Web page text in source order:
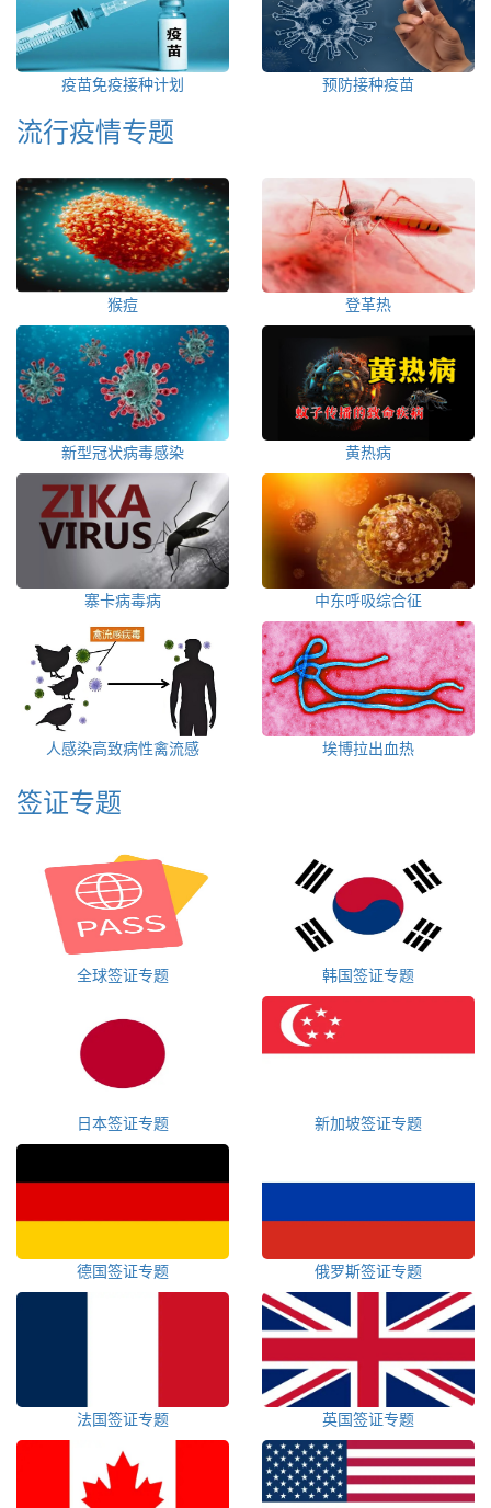
疫苗免疫接种计划 预防接种疫苗
流行疫情专题
猴痘 登革热
新型冠状病毒感染 黄热病
寨卡病毒病 中东呼吸综合征
人感染高致病性禽流感 埃博拉出血热
签证专题
全球签证专题 韩国签证专题
日本签证专题 新加坡签证专题
德国签证专题 俄罗斯签证专题
法国签证专题 英国签证专题